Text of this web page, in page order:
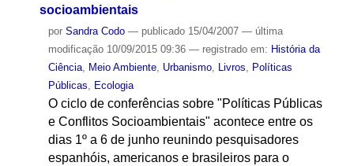
socioambientais
por Sandra Codo — publicado15/04/2007 — última
modificação10/09/2015 09:36 — registrado em: História da
Ciência, Meio Ambiente, Urbanismo, Livros, Políticas
Públicas, Ecologia
O ciclo de conferências sobre "Políticas Públicas
e Conflitos Socioambientais" acontece entre os
dias 1º a 6 de junho reunindo pesquisadores
espanhóis, americanos e brasileiros para o